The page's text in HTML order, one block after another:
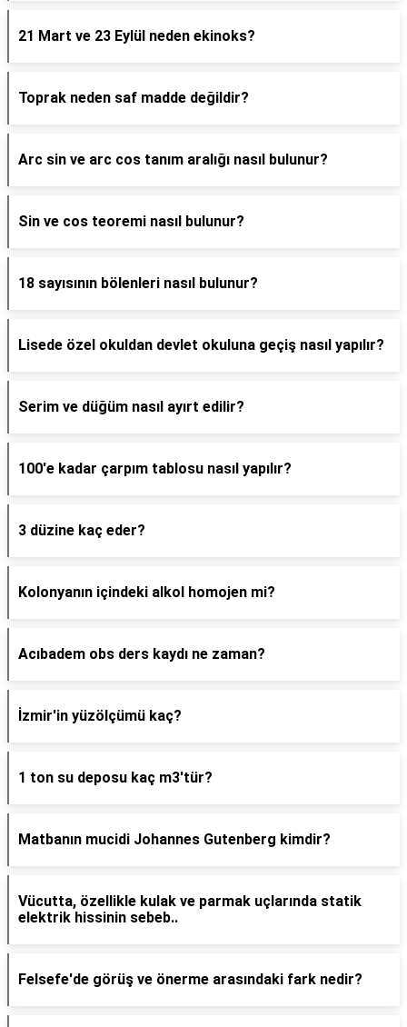
21 Mart ve 23 Eylül neden ekinoks?
Toprak neden saf madde değildir?
Arc sin ve arc cos tanım aralığı nasıl bulunur?
Sin ve cos teoremi nasıl bulunur?
18 sayısının bölenleri nasıl bulunur?
Lisede özel okuldan devlet okuluna geçiş nasıl yapılır?
Serim ve düğüm nasıl ayırt edilir?
100'e kadar çarpım tablosu nasıl yapılır?
3 düzine kaç eder?
Kolonyanın içindeki alkol homojen mi?
Acıbadem obs ders kaydı ne zaman?
İzmir'in yüzölçümü kaç?
1 ton su deposu kaç m3'tür?
Matbanın mucidi Johannes Gutenberg kimdir?
Vücutta, özellikle kulak ve parmak uçlarında statik
elektrik hissinin sebeb..
Felsefe'de görüş ve önerme arasındaki fark nedir?